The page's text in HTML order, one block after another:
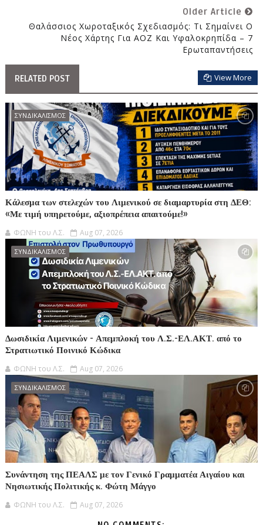
Older Article
Θαλάσσιος Χωροταξικός Σχεδιασμός: Τι Σημαίνει Ο
Νέος Χάρτης Για ΑΟΖ Και Υφαλοκρηπίδα – 7
Ερωταπαντήσεις
RELATED POST View More
ΣΥΝΔΙΚΑΛΙΣΜΟΣ
Κάλεσμα των στελεχών του Λιμενικού σε διαμαρτυρία στη ΔΕΘ:
«Με τιμή υπηρετούμε, αξιοπρέπεια απαιτούμε!»
ΦΩΝΗ του Λ.Σ. Aug 07, 2026
ΣΥΝΔΙΚΑΛΙΣΜΟΣ
Δωσιδικία Λιμενικών - Απεμπλοκή του Λ.Σ.-ΕΛ.ΑΚΤ. από το
Στρατιωτικό Ποινικό Κώδικα
ΦΩΝΗ του Λ.Σ. Aug 07, 2026
ΣΥΝΔΙΚΑΛΙΣΜΟΣ
Συνάντηση της ΠΕΑΛΣ με τον Γενικό Γραμματέα Αιγαίου και
Νησιωτικής Πολιτικής κ. Φώτη Μάγγο
ΦΩΝΗ του Λ.Σ. Aug 07, 2026